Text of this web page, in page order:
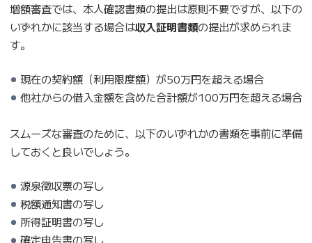
増額審査では、本人確認書類の提出は原則不要ですが、以下の
いずれかに該当する場合は収入証明書類の提出が求められま
す。
現在の契約額（利用限度額）が50万円を超える場合
他社からの借入金額を含めた合計額が100万円を超える場合
スムーズな審査のために、以下のいずれかの書類を事前に準備
しておくと良いでしょう。
源泉徴収票の写し
税額通知書の写し
所得証明書の写し
確定申告書の写し